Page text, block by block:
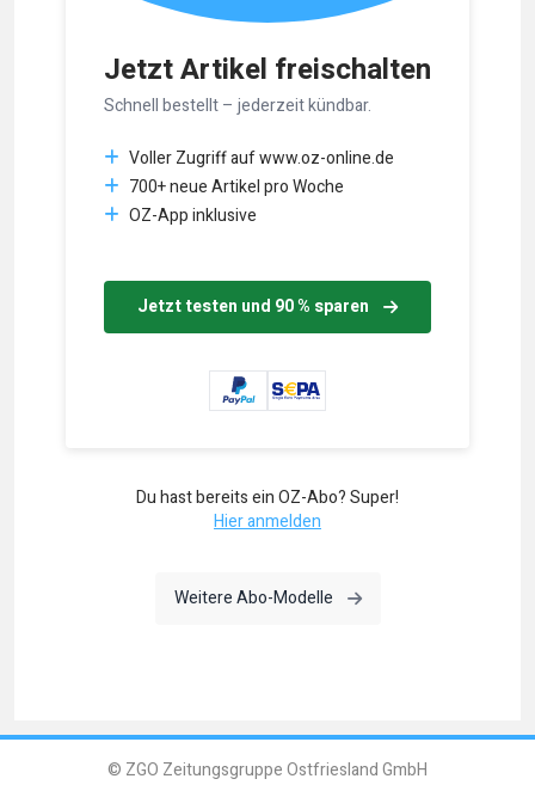
Jetzt Artikel freischalten
Schnell bestellt – jederzeit kündbar.
Voller Zugriff auf www.oz-online.de
700+ neue Artikel pro Woche
OZ-App inklusive
Jetzt testen und 90 % sparen
Du hast bereits ein OZ-Abo? Super!
Hier anmelden
Weitere Abo-Modelle
© ZGO Zeitungsgruppe Ostfriesland GmbH